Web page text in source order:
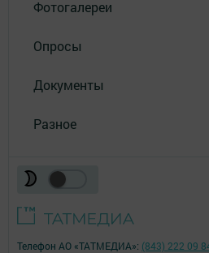
Фотогалереи
Опросы
Документы
Разное
Телефон АО «ТАТМЕДИА»: (843) 222 09